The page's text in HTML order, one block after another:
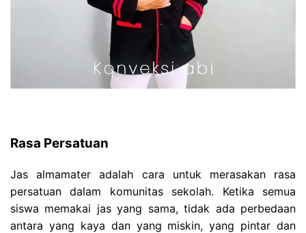
Rasa Persatuan
Jas almamater adalah cara untuk merasakan rasa
persatuan dalam komunitas sekolah. Ketika semua
siswa memakai jas yang sama, tidak ada perbedaan
antara yang kaya dan yang miskin, yang pintar dan